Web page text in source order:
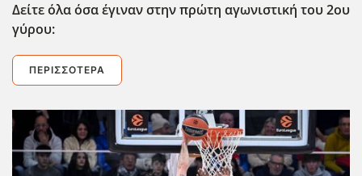
Δείτε όλα όσα έγιναν στην πρώτη αγωνιστική του 2ου
γύρου:
ΠΕΡΙΣΣΌΤΕΡΑ